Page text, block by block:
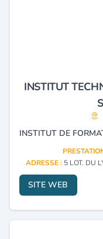
INSTITUT
ADRESSE : 5 LOT. DU
SITE WEB